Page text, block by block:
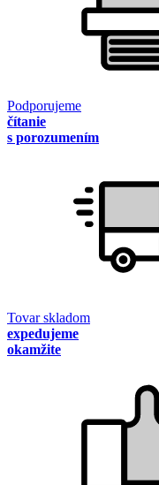
Podporujeme
čítanie
s porozumením
Tovar skladom
expedujeme
okamžite